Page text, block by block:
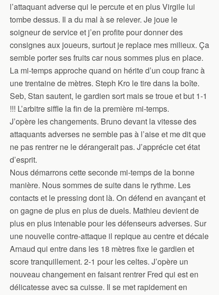
l’attaquant adverse qui le percute et en plus Virgile lui
tombe dessus. Il a du mal à se relever. Je joue le
soigneur de service et j’en profite pour donner des
consignes aux joueurs, surtout je replace mes milieux. Ça
semble porter ses fruits car nous sommes plus en place.
La mi-temps approche quand on hérite d’un coup franc à
une trentaine de mètres. Steph Kro le tire dans la boîte.
Seb, Stan sautent, le gardien sort mais se troue et but 1-1
!!! L’arbitre siffle la fin de la première mi-temps.
J’opère les changements. Bruno devant la vitesse des
attaquants adverses ne semble pas à l’aise et me dit que
ne pas rentrer ne le dérangerait pas. J’apprécie cet état
d’esprit.
Nous démarrons cette seconde mi-temps de la bonne
manière. Nous sommes de suite dans le rythme. Les
contacts et le pressing dont là. On défend en avançant et
on gagne de plus en plus de duels. Mathieu devient de
plus en plus intenable pour les défenseurs adverses. Sur
une nouvelle contre-attaque il repique au centre et décale
Arnaud qui entre dans les 18 mètres fixe le gardien et
score tranquillement. 2-1 pour les celtes. J’opère un
nouveau changement en faisant rentrer Fred qui est en
délicatesse avec sa cuisse. Il se met rapidement en